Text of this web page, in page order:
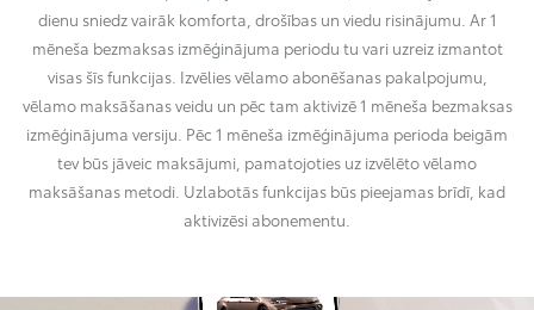
dienu sniedz vairāk komforta, drošības un viedu risinājumu. Ar 1
mēneša bezmaksas izmēģinājuma periodu tu vari uzreiz izmantot
visas šīs funkcijas. Izvēlies vēlamo abonēšanas pakalpojumu,
vēlamo maksāšanas veidu un pēc tam aktivizē 1 mēneša bezmaksas
izmēģinājuma versiju. Pēc 1 mēneša izmēģinājuma perioda beigām
tev būs jāveic maksājumi, pamatojoties uz izvēlēto vēlamo
maksāšanas metodi. Uzlabotās funkcijas būs pieejamas brīdī, kad
aktivizēsi abonementu.